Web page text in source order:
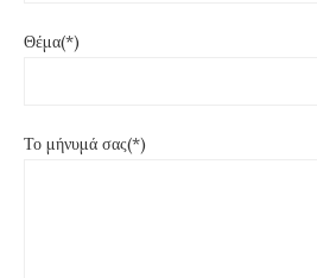
Θέμα(*)
Το μήνυμά σας(*)